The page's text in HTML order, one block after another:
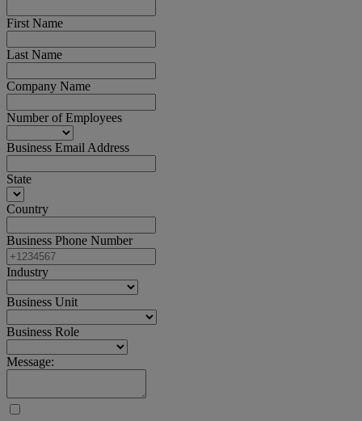
First Name
Last Name
Company Name
Number of Employees
Business Email Address
State
Country
Business Phone Number
Industry
Business Unit
Business Role
Message: